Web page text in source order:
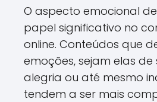
O aspecto emocional
papel significativo no
online. Conteúdos que
emoções, sejam elas de
alegria ou até mesmo
tendem a ser mais